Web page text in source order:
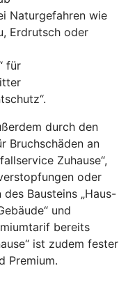
Naturgefahren wie
Erdrutsch oder
für
durch den
Bruchschäden an
Zuhause“,
oder
Bausteins „Haus-
und
bereits
ist zudem fester
Premium.